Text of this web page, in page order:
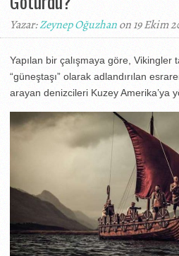
Yazar:Zeynep Oğuzhanon 19 Ekim
Yapılan bir çalışmaya göre, Vikingler
“güneştaşı” olarak adlandırılan
arayan denizcileri Kuzey Amerika’ya